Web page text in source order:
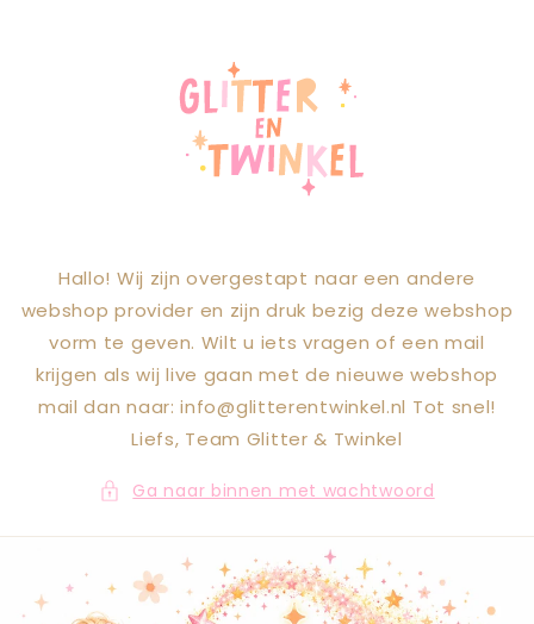
Hallo! Wij zijn overgestapt naar een andere
webshop provider en zijn druk bezig deze webshop
vorm te geven. Wilt u iets vragen of een mail
krijgen als wij live gaan met de nieuwe webshop
mail dan naar: info@glitterentwinkel.nl Tot snel!
Liefs, Team Glitter & Twinkel
Ga naar binnen met wachtwoord